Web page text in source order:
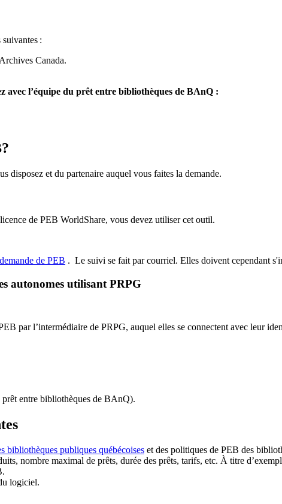
:
Canada.
avec l’équipe du prêt entre bibliothèques de BAnQ :
disposez et du partenaire auquel vous faites la demande.
de PEB WorldShare, vous devez utiliser cet outil.
de PEB . Le suivi se fait par courriel. Elles doivent cependant
autonomes utilisant PRPG
par l’intermédiaire de PRPG, auquel elles se connectent avec leur
entre bibliothèques de BAnQ).
bibliothèques publiques québécoises et des politiques de PEB des
nombre maximal de prêts, durée des prêts, tarifs, etc. À titre
logiciel.